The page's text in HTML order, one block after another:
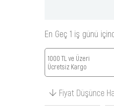
En Geç 1 iş günü
1000 TL ve Üzeri
Ücretsiz Kargo
Fiyat Düşünce